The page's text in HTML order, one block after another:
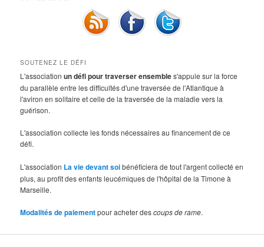
SOUTENEZ LE DÉFI
L'associationun défi pour traverser ensembles'appuie sur la force
du parallèle entre les difficultés d'une traversée de l'Atlantique à
l'aviron en solitaire et celle de la traversée de la maladie vers la
guérison.
L'association collecte les fonds nécessaires au financement de ce
défi.
L'association La vie devant soibénéficiera de tout l'argent collecté en
plus, au profit des enfants leucémiques de l'hôpital de la Timone à
Marseille.
Modalités de paiementpour acheter descoups de rame.